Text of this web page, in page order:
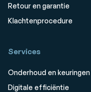
Retour en garantie
Klachtenprocedure
Services
Onderhoud en keuringen
Digitale efficiëntie